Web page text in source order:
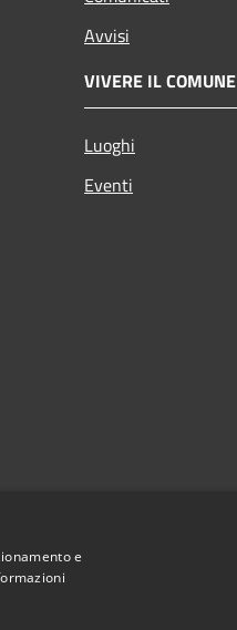
Avvisi
VIVERE IL COMUNE
Luoghi
Eventi
e